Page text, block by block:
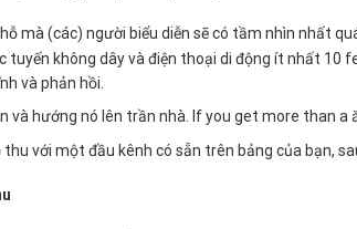
mà (các) người biểu diễn sẽ có tầm nhìn nhất
không dây và điện thoại di động ít nhất 10
và phản hồi.
và hướng nó lên trần nhà. If you get more than
thu với một đầu kênh có sẵn trên bảng của bạn,